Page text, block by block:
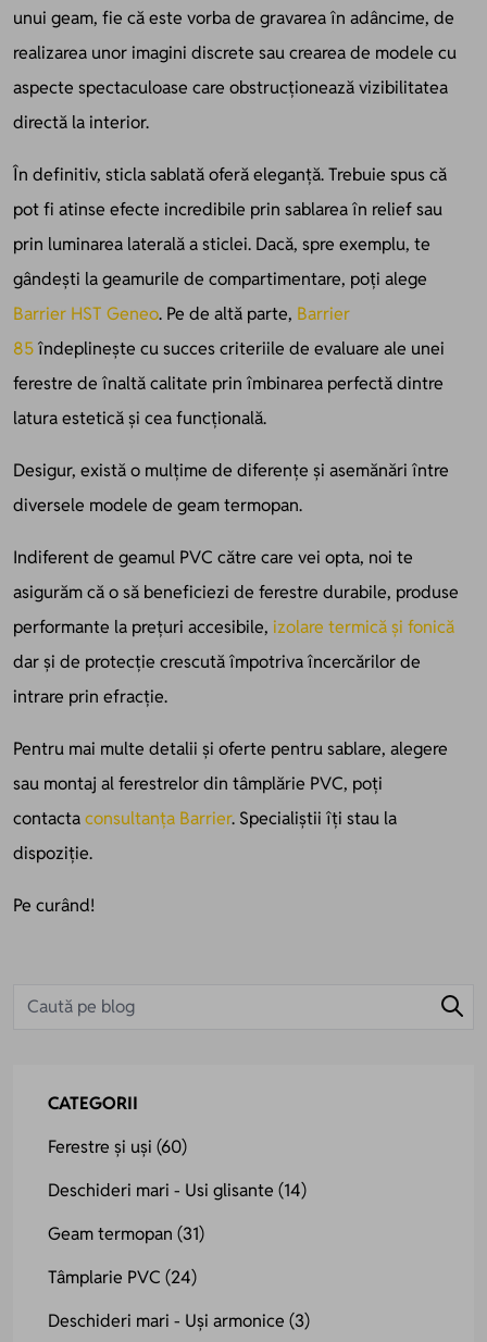
unui geam, fie că este vorba de gravarea în adâncime, de
realizarea unor imagini discrete sau crearea de modele cu
aspecte spectaculoase care obstrucţionează vizibilitatea
directă la interior.
În definitiv, sticla sablată oferă eleganță. Trebuie spus că
pot fi atinse efecte incredibile prin sablarea în relief sau
prin luminarea laterală a sticlei. Dacă, spre exemplu, te
gândești la geamurile de compartimentare, poți alege
Barrier HST Geneo. Pe de altă parte, Barrier
85îndeplinește cu succes criteriile de evaluare ale unei
ferestre de înaltă calitate prin îmbinarea perfectă dintre
latura estetică și cea funcțională.
Desigur, există o mulțime de diferențe și asemănări între
diversele modele de geam termopan.
Indiferent de geamul PVC către care vei opta, noi te
asigurăm că o să beneficiezi de ferestre durabile, produse
performante la prețuri accesibile, izolare termică și fonică
dar și de protecție crescută împotriva încercărilor de
intrare prin efracție.
Pentru mai multe detalii și oferte pentru sablare, alegere
sau montaj al ferestrelor din tâmplărie PVC, poți
contactaconsultanța Barrier. Specialiștii îți stau la
dispoziție.
Pe curând!
CATEGORII
Ferestre și uși (60)
Deschideri mari - Usi glisante (14)
Geam termopan (31)
Tâmplarie PVC (24)
Deschideri mari - Uși armonice (3)